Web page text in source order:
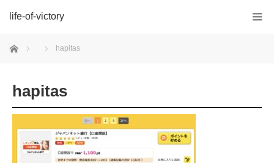
life-of-victory
ホーム hapitas
hapitas